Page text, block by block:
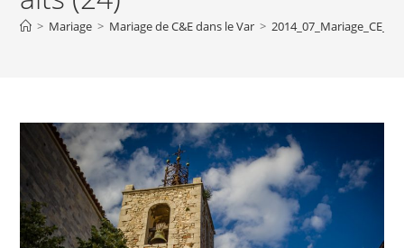
> Mariage > Mariage de C&E dans le Var >